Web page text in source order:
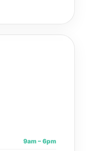
9am – 6pm